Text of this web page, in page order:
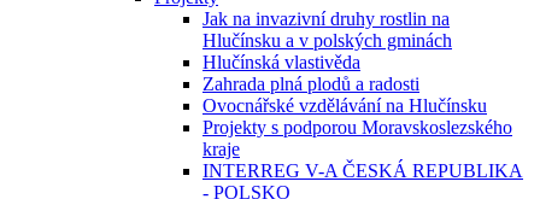
Jak na invazivní druhy rostlin na
Hlučínsku a v polských gminách
Hlučínská vlastivěda
Zahrada plná plodů a radosti
Ovocnářské vzdělávání na Hlučínsku
Projekty s podporou Moravskoslezského
kraje
INTERREG V-A ČESKÁ REPUBLIKA
- POLSKO